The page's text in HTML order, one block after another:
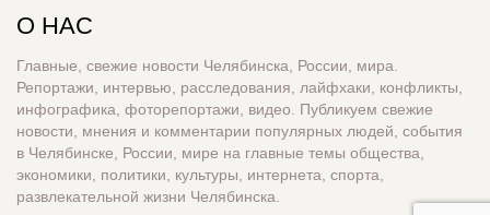
О НАС
Главные, свежие новости Челябинска, России, мира.
Репортажи, интервью, расследования, лайфхаки, конфликты,
инфографика, фоторепортажи, видео. Публикуем свежие
новости, мнения и комментарии популярных людей, события
в Челябинске, России, мире на главные темы общества,
экономики, политики, культуры, интернета, спорта,
развлекательной жизни Челябинска.